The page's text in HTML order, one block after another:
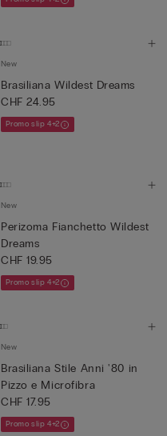
New
Brasiliana Wildest Dreams
CHF 24.95
Promo slip 4+2
New
Perizoma Fianchetto Wildest
Dreams
CHF 19.95
Promo slip 4+2
New
Brasiliana Stile Anni '80 in
Pizzo e Microfibra
CHF 17.95
Promo slip 4+2